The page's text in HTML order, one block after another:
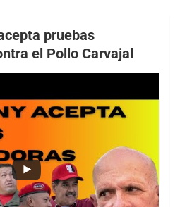
pruebas
el Pollo Carvajal